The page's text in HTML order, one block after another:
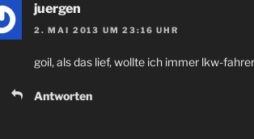
juergen
2. MAI 2013 UM 23:16 UHR
goil, als das lief, wollte ich immer lkw-
Antworten